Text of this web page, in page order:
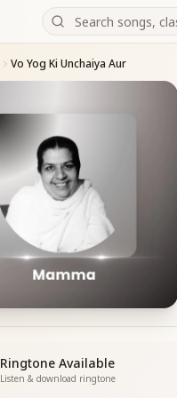
Vo Yog Ki Unchaiya Aur
Ringtone Available
Listen & download ringtone